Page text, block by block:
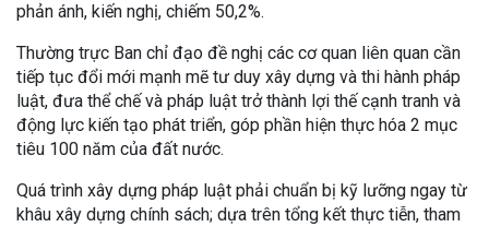
phản ánh, kiến nghị, chiếm 50,2%.
Thường trực Ban chỉ đạo đề nghị các cơ quan liên quan cần
tiếp tục đổi mới mạnh mẽ tư duy xây dựng và thi hành pháp
luật, đưa thể chế và pháp luật trở thành lợi thế cạnh tranh và
động lực kiến tạo phát triển, góp phần hiện thực hóa 2 mục
tiêu 100 năm của đất nước.
Quá trình xây dựng pháp luật phải chuẩn bị kỹ lưỡng ngay từ
khâu xây dựng chính sách; dựa trên tổng kết thực tiễn, tham